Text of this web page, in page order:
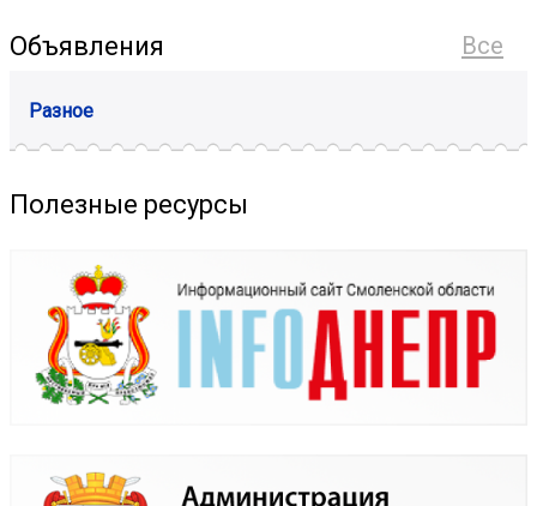
Все
Объявления
Разное
Полезные ресурсы